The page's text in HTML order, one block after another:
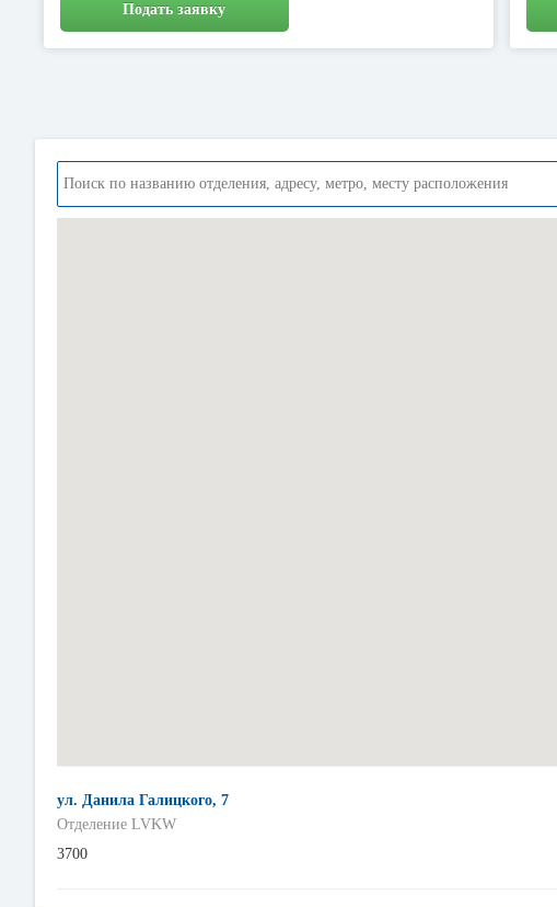
Подать заявку
ул. Данила Галицкого, 7
Отделение LVKW
3700